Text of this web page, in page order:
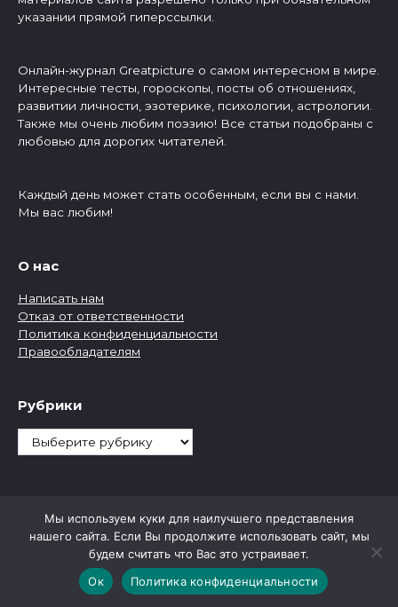
указании прямой гиперссылки.
Онлайн-журнал Greatpicture о самом интересном в мире.
Интересные тесты, гороскопы, посты об отношениях,
развитии личности, эзотерике, психологии, астрологии.
Также мы очень любим поэзию! Все статьи подобраны с
любовью для дорогих читателей.
Каждый день может стать особенным, если вы с нами.
Мы вас любим!
О нас
Написать нам
Отказ от ответственности
Политика конфиденциальности
Правообладателям
Рубрики
Рубрики
Мы используем куки для наилучшего представления
нашего сайта. Если Вы продолжите использовать сайт, мы
будем считать что Вас это устраивает.
Ок
Политика конфиденциальности